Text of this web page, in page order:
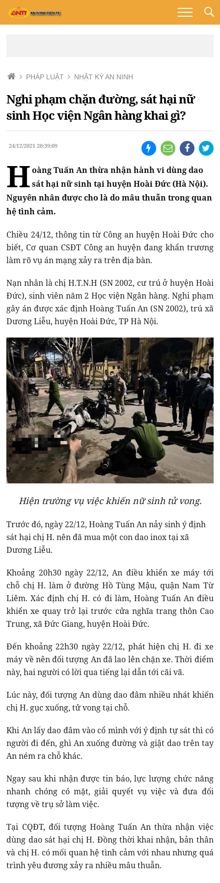
PHÁP LUẬT NHẬT KÝ AN NINH
Nghi phạm chặn đường, sát hại nữ
sinh Học viện Ngân hàng khai gì?
24/12/2021 20:39:09
H oàng Tuấn An thừa nhận hành vi dùng dao
sát hại nữ sinh tại huyện Hoài Đức (Hà Nội).
Nguyên nhân được cho là do mâu thuẫn trong quan
hệ tình cảm.
Chiều 24/12, thông tin từ Công an huyện Hoài Đức cho
biết, Cơ quan CSĐT Công an huyện đang khẩn trương
làm rõ vụ án mạng xảy ra trên địa bàn.
Nạn nhân là chị H.T.N.H (SN 2002, cư trú ở huyện Hoài
Đức), sinh viên năm 2 Học viện Ngân hàng. Nghi phạm
gây án được xác định Hoàng Tuấn An (SN 2002), trú xã
Dương Liễu, huyện Hoài Đức, TP Hà Nội.
Hiện trường vụ việc khiến nữ sinh tử vong.
Trước đó, ngày 22/12, Hoàng Tuấn An nảy sinh ý định
sát hại chị H. nên đã mua một con dao inox tại xã
Dương Liễu.
Khoảng 20h30 ngày 22/12, An điều khiển xe máy tới
chỗ chị H. làm ở đường Hồ Tùng Mậu, quận Nam Từ
Liêm. Xác định chị H. có đi làm, Hoàng Tuấn An điều
khiển xe quay trở lại trước cửa nghĩa trang thôn Cao
Trung, xã Đức Giang, huyện Hoài Đức.
Đến khoảng 22h30 ngày 22/12, phát hiện chị H. đi xe
máy về nên đối tượng An đã lao lên chặn xe. Thời điểm
này, hai người có lời qua tiếng lại dẫn tới cãi vã.
Lúc này, đối tượng An dùng dao đâm nhiều nhát khiến
chị H. gục xuống, tử vong tại chỗ.
Khi An lấy dao đâm vào cổ mình với ý định tự sát thì có
người đi đến, ghì An xuống đường và giật dao trên tay
An ném ra chỗ khác.
Ngay sau khi nhận được tin báo, lực lượng chức năng
nhanh chóng có mặt, giải quyết vụ việc và đưa đối
tượng về trụ sở làm việc.
Tại CQĐT, đối tượng Hoàng Tuấn An thừa nhận việc
dùng dao sát hại chị H. Đồng thời khai nhận, bản thân
và chị H. có mối quan hệ tình cảm với nhau nhưng quá
trình yêu đương xảy ra nhiều mâu thuẫn.